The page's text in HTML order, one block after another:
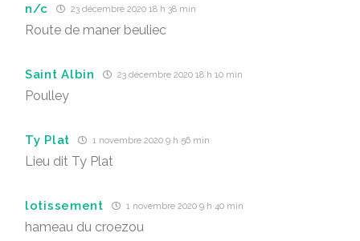
n/c 23 décembre 2020 18 h 38 min
Route de maner beuliec
Saint Albin 23 décembre 2020 18 h 10 min
Poulley
Ty Plat 1 novembre 2020 9 h 56 min
Lieu dit Ty Plat
lotissement 1 novembre 2020 9 h 40 min
hameau du croezou